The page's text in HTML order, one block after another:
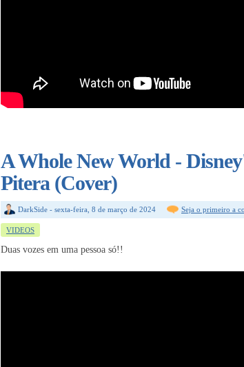
A Whole New World -
Pitera (Cover)
DarkSide - sexta-feira, 8 de março de 2024 Seja o primeiro a
VIDEOS
Duas vozes em uma pessoa só!!